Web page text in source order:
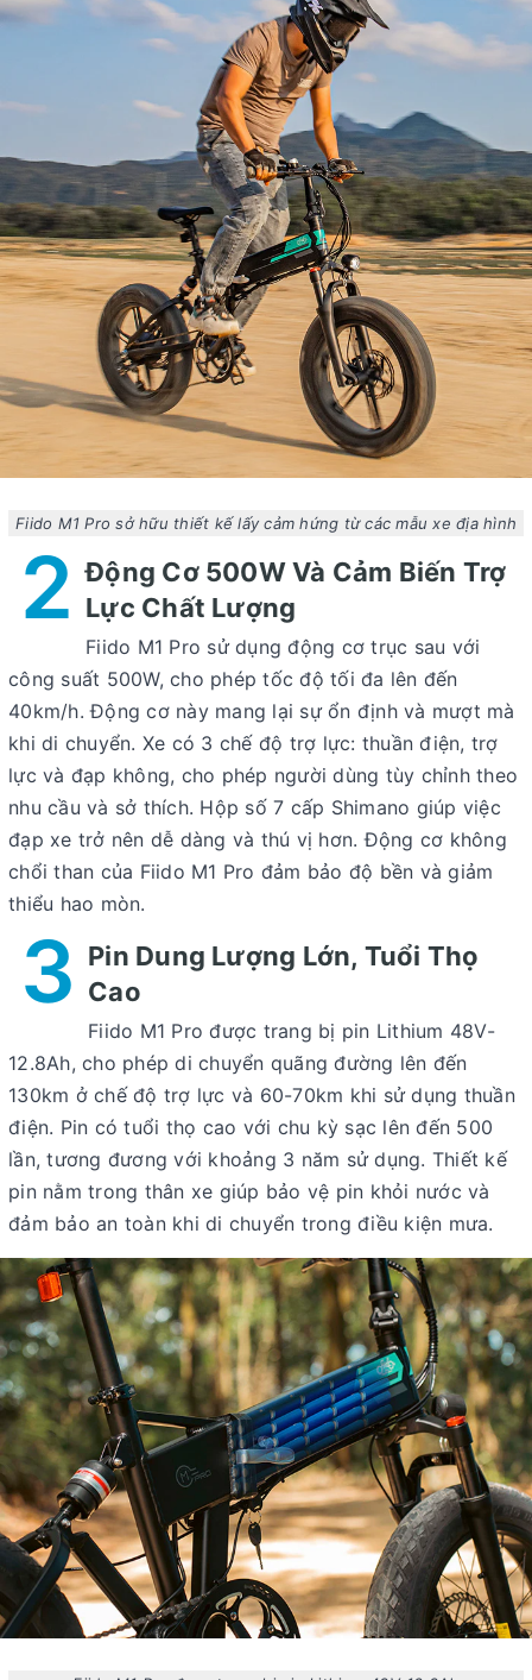
Fiido M1 Pro sở hữu thiết kế lấy cảm hứng từ các mẫu xe địa hình
2 Động Cơ 500W Và Cảm Biến Trợ
Lực Chất Lượng
Fiido M1 Pro sử dụng động cơ trục sau với
công suất 500W, cho phép tốc độ tối đa lên đến
40km/h. Động cơ này mang lại sự ổn định và mượt mà
khi di chuyển. Xe có 3 chế độ trợ lực: thuần điện, trợ
lực và đạp không, cho phép người dùng tùy chỉnh theo
nhu cầu và sở thích. Hộp số 7 cấp Shimano giúp việc
đạp xe trở nên dễ dàng và thú vị hơn. Động cơ không
chổi than của Fiido M1 Pro đảm bảo độ bền và giảm
thiểu hao mòn.
3 Pin Dung Lượng Lớn, Tuổi Thọ
Cao
Fiido M1 Pro được trang bị pin Lithium 48V-
12.8Ah, cho phép di chuyển quãng đường lên đến
130km ở chế độ trợ lực và 60-70km khi sử dụng thuần
điện. Pin có tuổi thọ cao với chu kỳ sạc lên đến 500
lần, tương đương với khoảng 3 năm sử dụng. Thiết kế
pin nằm trong thân xe giúp bảo vệ pin khỏi nước và
đảm bảo an toàn khi di chuyển trong điều kiện mưa.